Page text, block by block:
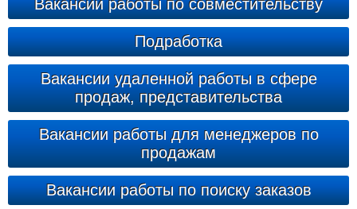
Вакансии работы по совместительству
Подработка
Вакансии удаленной работы в сфере
продаж, представительства
Вакансии работы для менеджеров по
продажам
Вакансии работы по поиску заказов